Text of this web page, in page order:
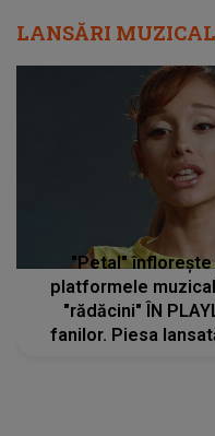
LANSĂRI
"Petal"
platformele
"rădăcini" ÎN
fanilor. Piesa